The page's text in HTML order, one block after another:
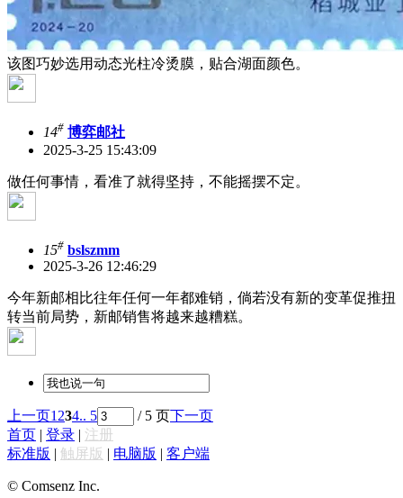
该图巧妙选用动态光柱冷烫膜，贴合湖面颜色。
14# 博弈邮社
2025-3-25 15:43:09
做任何事情，看准了就得坚持，不能摇摆不定。
15# bslszmm
2025-3-26 12:46:29
今年新邮相比往年任何一年都难销，倘若没有新的变革促推扭
转当前局势，新邮销售将越来越糟糕。
上一页 1234.. 5 / 5 页
下一页
首页
登录
注册
标准版
触屏版 电脑版 客户端
© Comsenz Inc.